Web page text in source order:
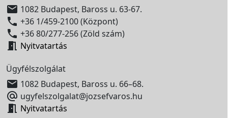
 1082 Budapest, Baross u. 63-67.
 +36 1/459-2100 (Központ)
 +36 80/277-256 (Zöld szám)
 Nyitvatartás
Ügyfélszolgálat
 1082 Budapest, Baross u. 66–68.
 ugyfelszolgalat@jozsefvaros.hu
 Nyitvatartás